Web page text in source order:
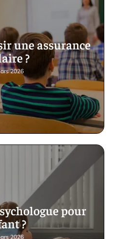
une assurance
?
2026
pour
?
2026